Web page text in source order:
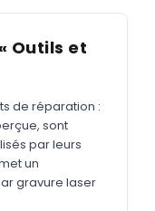
Outils et
de réparation :
sont
par leurs
un
gravure laser